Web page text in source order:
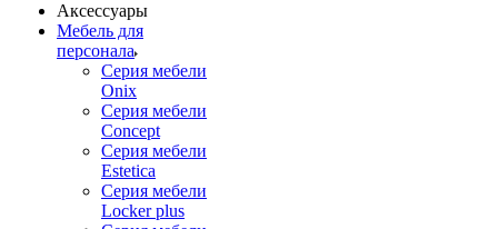
Аксессуары
Мебель для
персонала
Серия мебели
Onix
Серия мебели
Concept
Серия мебели
Estetica
Серия мебели
Locker plus